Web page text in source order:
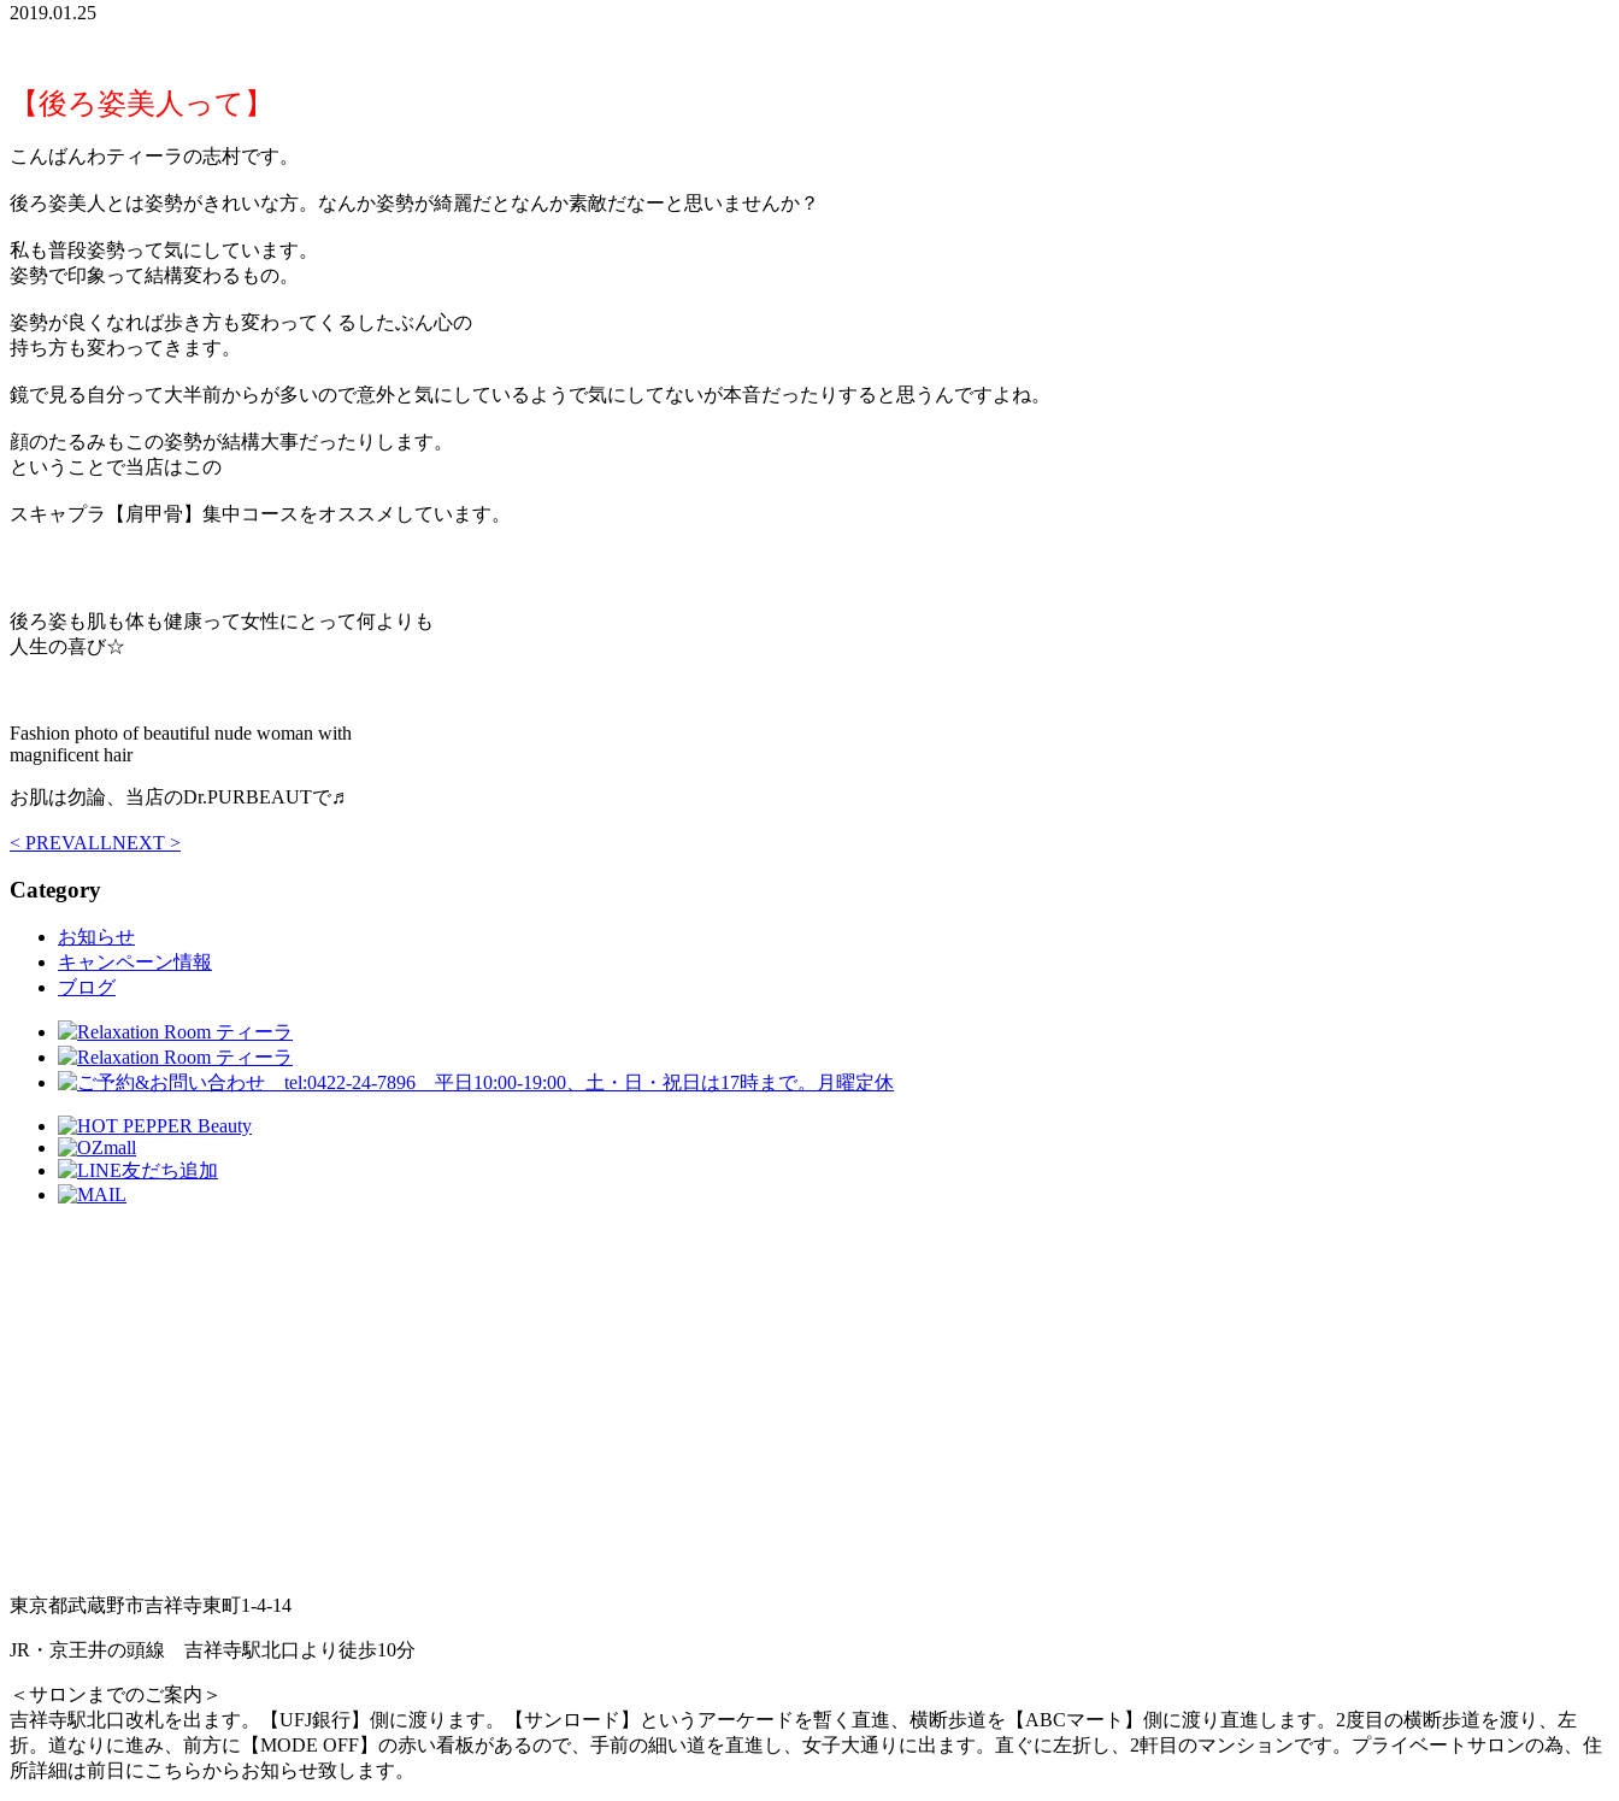
2019.01.25
【後ろ姿美人って】
こんばんわティーラの志村です。
後ろ姿美人とは姿勢がきれいな方。なんか姿勢が綺麗だとなんか素敵だなーと思いませんか？
私も普段姿勢って気にしています。
姿勢で印象って結構変わるもの。
姿勢が良くなれば歩き方も変わってくるしたぶん心の
持ち方も変わってきます。
鏡で見る自分って大半前からが多いので意外と気にしているようで気にしてないが本音だったりすると思うんですよね。
顔のたるみもこの姿勢が結構大事だったりします。
ということで当店はこの
スキャプラ【肩甲骨】集中コースをオススメしています。
後ろ姿も肌も体も健康って女性にとって何よりも
人生の喜び☆
Fashion photo of beautiful nude woman with
magnificent hair
お肌は勿論、当店のDr.PURBEAUTで♬
< PREVALLNEXT >
Category
お知らせ
キャンペーン情報
ブログ
東京都武蔵野市吉祥寺東町1-4-14
JR・京王井の頭線 吉祥寺駅北口より徒歩10分
＜サロンまでのご案内＞
吉祥寺駅北口改札を出ます。【UFJ銀行】側に渡ります。【サンロード】というアーケードを暫く直進、横断歩道を【ABCマート】側に渡り直進します。2度目の横断歩道を渡り、左
折。道なりに進み、前方に【MODE OFF】の赤い看板があるので、手前の細い道を直進し、女子大通りに出ます。直ぐに左折し、2軒目のマンションです。プライベートサロンの為、住
所詳細は前日にこちらからお知らせ致します。